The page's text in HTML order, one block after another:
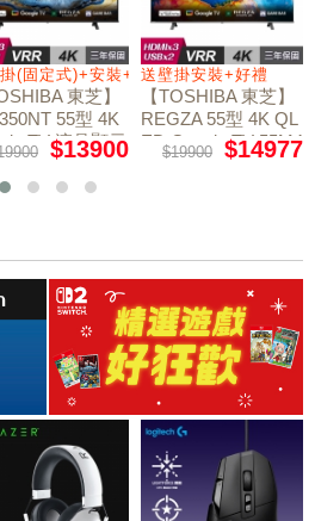
(固定式)+安裝+好禮贈
東芝】
55型 4K
TV 液晶顯示
含壁掛(固定式)
$13900
送壁掛安裝+好禮
【TOSHIBA 東芝】
REGZA 55型 4K QL
ED Google TV 55M4
50NT液晶顯示器｜
$19900 $14977